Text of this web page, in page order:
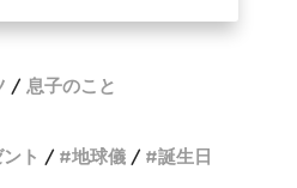
息子のこと
ト 地球儀 誕生日